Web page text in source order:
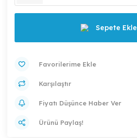
Sepete Ekle
Karşılaştır
Fiyatı Düşünce Haber Ver
Ürünü Paylaş!